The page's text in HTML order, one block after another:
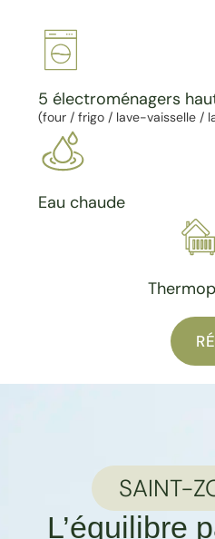
5 électroménagers
(four / frigo / lave-vaisselle /
Eau chaude
SAINT-
L’équilibre